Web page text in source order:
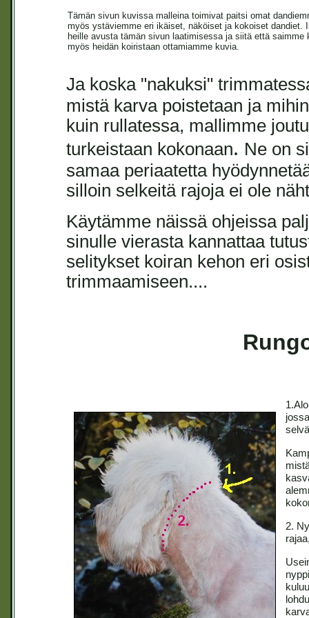
Tämän sivun kuvissa malleina toimivat paitsi omat
myös ystäviemme eri ikäiset, näköiset ja kokoiset dandiet.
heille avusta tämän sivun laatimisessa ja siitä että saimme
myös heidän koiristaan ottamiamme kuvia.
Ja koska "nakuksi"
mistä karva poistetaan ja
kuin rullatessa, mallimme
turkeistaan kokonaan. Ne on
samaa periaatetta
silloin selkeitä rajoja ei ole
Käytämme näissä ohjeissa
sinulle vierasta kannattaa
selitykset koiran kehon eri
trimmaamiseen....
2.